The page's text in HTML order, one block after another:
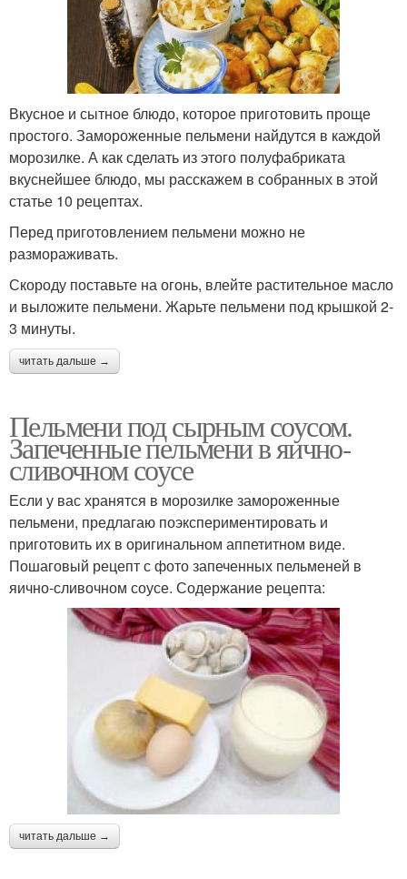
Вкусное и сытное блюдо, которое приготовить проще
простого. Замороженные пельмени найдутся в каждой
морозилке. А как сделать из этого полуфабриката
вкуснейшее блюдо, мы расскажем в собранных в этой
статье 10 рецептах.
Перед приготовлением пельмени можно не
размораживать.
Скороду поставьте на огонь, влейте растительное масло
и выложите пельмени. Жарьте пельмени под крышкой 2-
3 минуты.
читать дальше →
Пельмени под сырным соусом.
Запеченные пельмени в яично-
сливочном соусе
Если у вас хранятся в морозилке замороженные
пельмени, предлагаю поэкспериментировать и
приготовить их в оригинальном аппетитном виде.
Пошаговый рецепт с фото запеченных пельменей в
яично-сливочном соусе. Содержание рецепта:
читать дальше →